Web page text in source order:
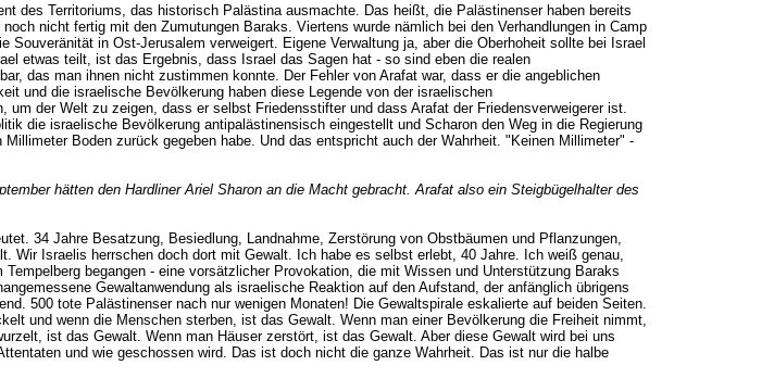
des Territoriums, das historisch Palästina ausmachte. Das heißt, die Palästinenser haben bereits
nicht fertig mit den Zumutungen Baraks. Viertens wurde nämlich bei den Verhandlungen in Camp
in Ost-Jerusalem verweigert. Eigene Verwaltung ja, aber die Oberhoheit sollte bei Israel
etwas teilt, ist das Ergebnis, dass Israel das Sagen hat - so sind eben die realen
das man ihnen nicht zustimmen konnte. Der Fehler von Arafat war, dass er die angeblichen
und die israelische Bevölkerung haben diese Legende von der israelischen
der Welt zu zeigen, dass er selbst Friedensstifter und dass Arafat der Friedensverweigerer ist.
die israelische Bevölkerung antipalästinensisch eingestellt und Scharon den Weg in die Regierung
Boden zurück gegeben habe. Und das entspricht auch der Wahrheit. "Keinen Millimeter" -
hätten den Hardliner Ariel Sharon an die Macht gebracht. Arafat also ein Steigbügelhalter des
34 Jahre Besatzung, Besiedlung, Landnahme, Zerstörung von Obstbäumen und Pflanzungen,
Wir Israelis herrschen doch dort mit Gewalt. Ich habe es selbst erlebt, 40 Jahre. Ich weiß genau,
begangen - eine vorsätzlicher Provokation, die mit Wissen und Unterstützung Baraks
Gewaltanwendung als israelische Reaktion auf den Aufstand, der anfänglich übrigens
500 tote Palästinenser nach nur wenigen Monaten! Die Gewaltspirale eskalierte auf beiden Seiten.
und wenn die Menschen sterben, ist das Gewalt. Wenn man einer Bevölkerung die Freiheit nimmt,
ist das Gewalt. Wenn man Häuser zerstört, ist das Gewalt. Aber diese Gewalt wird bei uns
und wie geschossen wird. Das ist doch nicht die ganze Wahrheit. Das ist nur die halbe